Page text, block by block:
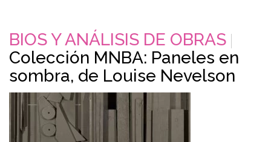
BIOS Y ANÁLISIS DE OBRAS
Colección MNBA: Paneles en
sombra, de Louise Nevelson